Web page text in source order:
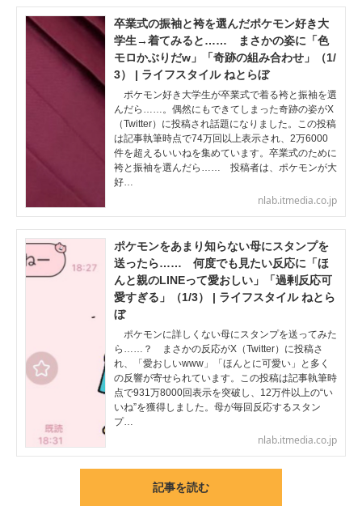
卒業式の振袖と袴を選んだポケモン好き大
学生→着てみると…… まさかの姿に「色
モロかぶりだw」「奇跡の組み合わせ」（1/
3） | ライフスタイル ねとらぼ
ポケモン好き大学生が卒業式で着る袴と振袖を選
んだら……。偶然にもできてしまった奇跡の姿がX
（Twitter）に投稿され話題になりました。この投稿
は記事執筆時点で74万回以上表示され、2万6000
件を超えるいいねを集めています。卒業式のために
袴と振袖を選んだら…… 投稿者は、ポケモンが大
好…
nlab.itmedia.co.jp
ポケモンをあまり知らない母にスタンプを
送ったら…… 何度でも見たい反応に「ほ
んと親のLINEって愛おしい」「過剰反応可
愛すぎる」（1/3） | ライフスタイル ねとら
ぼ
ポケモンに詳しくない母にスタンプを送ってみた
ら……？ まさかの反応がX（Twitter）に投稿さ
れ、「愛おしいwww」「ほんとに可愛い」と多く
の反響が寄せられています。この投稿は記事執筆時
点で931万8000回表示を突破し、12万件以上の“い
いね”を獲得しました。母が毎回反応するスタン
プ…
nlab.itmedia.co.jp
記事を読む